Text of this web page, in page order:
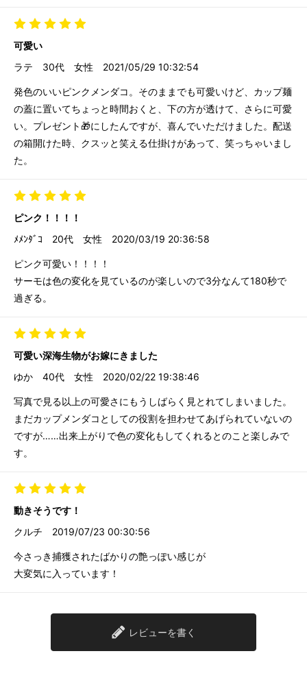
可愛い
ラテ
30代 女性 2021/05/29 10:32:54
発色のいいピンクメンダコ。そのままでも可愛いけど、カップ麺
の蓋に置いてちょっと時間おくと、下の方が透けて、さらに可愛
い。プレゼント🎁にしたんですが、喜んでいただけました。配送
の箱開けた時、クスッと笑える仕掛けがあって、笑っちゃいまし
た。
ピンク！！！！
ﾒﾒﾝﾀﾞｺ
20代 女性 2020/03/19 20:36:58
ピンク可愛い！！！！
サーモは色の変化を見ているのが楽しいので3分なんて180秒で
過ぎる。
可愛い深海生物がお嫁にきました
ゆか
40代 女性 2020/02/22 19:38:46
写真で見る以上の可愛さにもうしばらく見とれてしまいました。
まだカップメンダコとしての役割を担わせてあげられていないの
ですが……出来上がりで色の変化もしてくれるとのこと楽しみで
す。
動きそうです！
クルチ
2019/07/23 00:30:56
今さっき捕獲されたばかりの艶っぽい感じが
大変気に入っています！
レビューを書く